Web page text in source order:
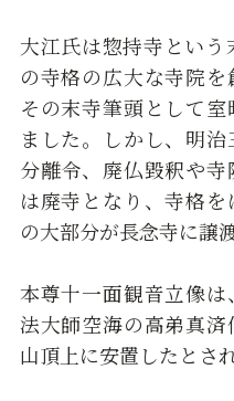
大江氏は惣持寺とい
の寺格の広大な寺院
その末寺筆頭として
ました。しかし、明
分離令、廃仏毀釈や
は廃寺となり、寺格
の大部分が長念寺に譲
本尊十一面観音立像
法大師空海の高弟真
山頂上に安置したとさ